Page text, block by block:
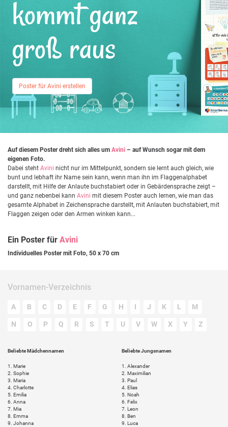
kommt ganz
groß raus
Poster für Avini erstellen
Auf diesem Poster dreht sich alles um Avini – auf Wunsch sogar mit dem
eigenen Foto.
Dabei steht Avini nicht nur im Mittelpunkt, sondern sie lernt auch gleich, wie
bunt und lebhaft ihr Name sein kann, wenn man ihn im Flaggenalphabet
darstellt, mit Hilfe der Anlaute buchstabiert oder in Gebärdensprache zeigt –
und ganz nebenbei kann Avini mit diesem Poster auch lernen, wie man das
gesamte Alphabet in Zeichensprache darstellt, mit Anlauten buchstabiert, mit
Flaggen zeigen oder den Armen winken kann...
Ein Poster für Avini
Individuelles Poster mit Foto, 50 x 70 cm
Vornamen-Verzeichnis
A B C D E F G H I J K L M
N O P Q R S T U V W X Y Z
Beliebte Mädchennamen
1.
Marie
2. Sophie
3. Maria
4. Charlotte
5. Emilia
6. Anna
7. Mia
8. Emma
9. Johanna
Beliebte Jungsnamen
1.
Alexander
2. Maximilian
3. Paul
4. Elias
5. Noah
6. Felix
7. Leon
8. Ben
9. Luca